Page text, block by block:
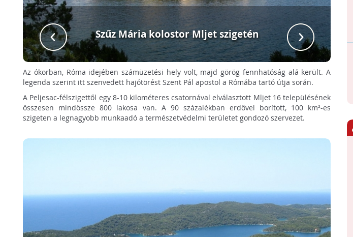
Szűz Mária kolostor Mljet szigetén
Az ókorban, Róma idejében számüzetési hely volt, majd görög fennhatóság alá került. A
legenda szerint itt szenvedett hajótörést Szent Pál apostol a Rómába tartó útja során.
A Peljesac-félszigettől egy 8-10 kilométeres csatornával elválasztott Mljet 16 településének
összesen mindössze 800 lakosa van. A 90 százalékban erdővel borított, 100 km²-es
szigeten a legnagyobb munkaadó a természetvédelmi területet gondozó szervezet.